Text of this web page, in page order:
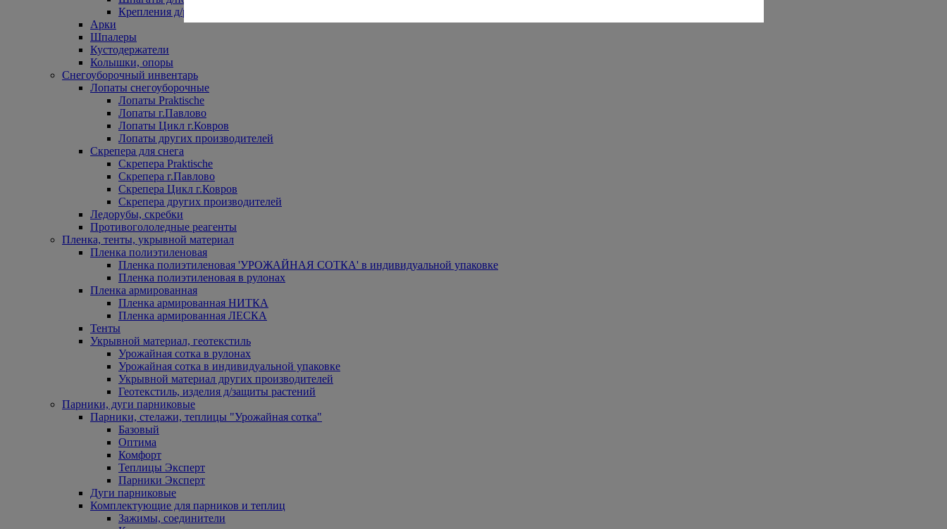
Крепления д/растений
Арки
Шпалеры
Кустодержатели
Колышки, опоры
Снегоуборочный инвентарь
Лопаты снегоуборочные
Лопаты Praktische
Лопаты г.Павлово
Лопаты Цикл г.Ковров
Лопаты других производителей
Скрепера для снега
Скрепера Praktische
Скрепера г.Павлово
Скрепера Цикл г.Ковров
Скрепера других производителей
Ледорубы, скребки
Противогололедные реагенты
Пленка, тенты, укрывной материал
Пленка полиэтиленовая
Пленка полиэтиленовая 'УРОЖАЙНАЯ СОТКА' в индивидуальной упаковке
Пленка полиэтиленовая в рулонах
Пленка армированная
Пленка армированная НИТКА
Пленка армированная ЛЕСКА
Тенты
Укрывной материал, геотекстиль
Урожайная сотка в рулонах
Урожайная сотка в индивидуальной упаковке
Укрывной материал других производителей
Геотекстиль, изделия д/защиты растений
Парники, дуги парниковые
Парники, стелажи, теплицы "Урожайная сотка"
Базовый
Оптима
Комфорт
Теплицы Эксперт
Парники Эксперт
Дуги парниковые
Комплектующие для парников и теплиц
Зажимы, соединители